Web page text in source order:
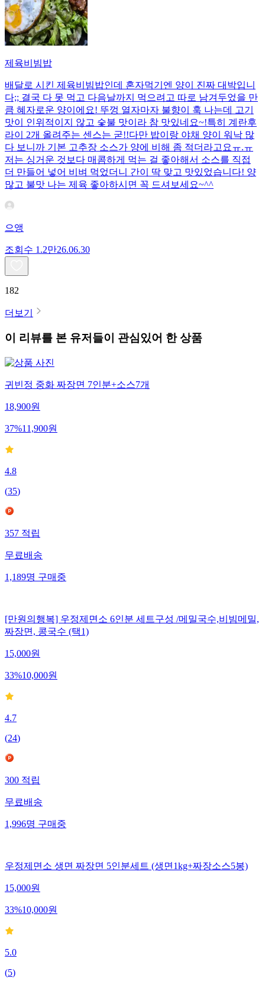
제육비빔밥
배달로 시킨 제육비빔밥인데 혼자먹기엔 양이 진짜 대박입니
다;; 결국 다 못 먹고 다음날까지 먹으려고 따로 남겨두었을 만
큼 혜자로운 양이에요! 뚜껑 열자마자 불향이 훅 나는데 고기
맛이 인위적이지 않고 숯불 맛이라 참 맛있네요~!특히 계란후
라이 2개 올려주는 센스는 굳!! ​다만 밥이랑 야채 양이 워낙 많
다 보니까 기본 고추장 소스가 양에 비해 좀 적더라고요ㅠ.ㅠ
저는 싱거운 것보다 매콤하게 먹는 걸 좋아해서 소스를 직접
더 만들어 넣어 비벼 먹었더니 간이 딱 맞고 맛있었습니다! 양
많고 불맛 나는 제육 좋아하시면 꼭 드셔보세요~^^
으앵
조회수 1.2만26.06.30
182
더보기
이 리뷰를 본 유저들이 관심있어 한 상품
귀빈정 중화 짜장면 7인분+소스7개
18,900원
37%11,900원
4.8
(35)
357 적립
무료배송
1,189명 구매중
[만원의행복] 우정제면소 6인분 세트구성 /메밀국수,비빔메밀,
짜장면, 콩국수 (택1)
15,000원
33%10,000원
4.7
(24)
300 적립
무료배송
1,996명 구매중
우정제면소 생면 짜장면 5인분세트 (생면1kg+짜장소스5봉)
15,000원
33%10,000원
5.0
(5)